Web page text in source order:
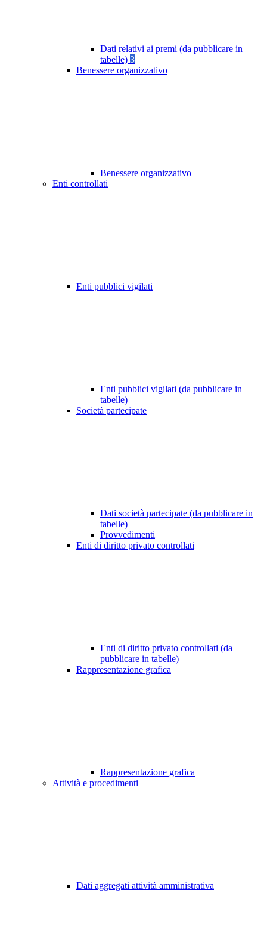
Dati relativi ai premi (da pubblicare in
tabelle) 3
Benessere organizzativo
Benessere organizzativo
Enti controllati
Enti pubblici vigilati
Enti pubblici vigilati (da pubblicare in
tabelle)
Società partecipate
Dati società partecipate (da pubblicare in
tabelle)
Provvedimenti
Enti di diritto privato controllati
Enti di diritto privato controllati (da
pubblicare in tabelle)
Rappresentazione grafica
Rappresentazione grafica
Attività e procedimenti
Dati aggregati attività amministrativa